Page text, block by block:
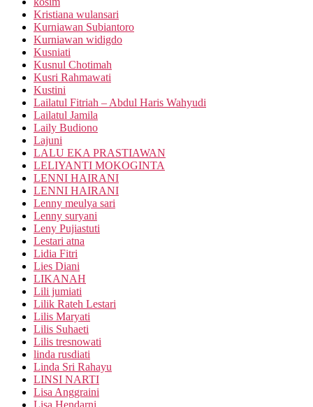
Kristiana wulansari
Kurniawan Subiantoro
Kurniawan widigdo
Kusniati
Kusnul Chotimah
Kusri Rahmawati
Kustini
Lailatul Fitriah – Abdul Haris Wahyudi
Lailatul Jamila
Laily Budiono
Lajuni
LALU EKA PRASTIAWAN
LELIYANTI MOKOGINTA
LENNI HAIRANI
LENNI HAIRANI
Lenny meulya sari
Lenny suryani
Leny Pujiastuti
Lestari atna
Lidia Fitri
Lies Diani
LIKANAH
Lili jumiati
Lilik Rateh Lestari
Lilis Maryati
Lilis Suhaeti
Lilis tresnowati
linda rusdiati
Linda Sri Rahayu
LINSI NARTI
Lisa Anggraini
Lisa Hendarni